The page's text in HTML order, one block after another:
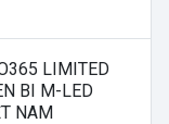
LIMITED
BI M-LED
NAM